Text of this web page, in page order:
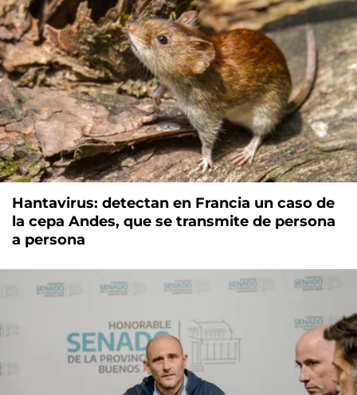
Hantavirus: detectan en Francia un caso de
la cepa Andes, que se transmite de persona
a persona